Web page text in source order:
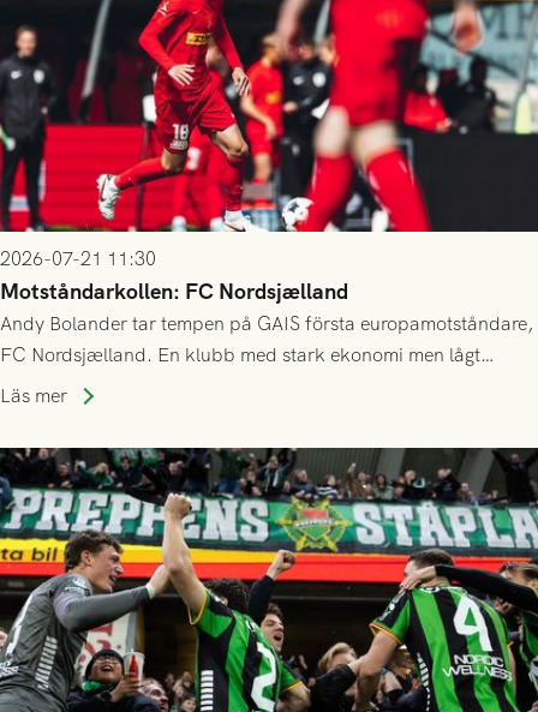
2026-07-21 11:30
Motståndarkollen: FC Nordsjælland
Andy Bolander tar tempen på GAIS första europamotståndare,
FC Nordsjælland. En klubb med stark ekonomi men lågt
publiksnitt, ett lag med både kollektiv styrka och individuell
Läs mer